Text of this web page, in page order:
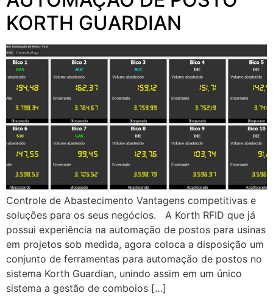
KORTH GUARDIAN
Controle de Abastecimento Vantagens competitivas e
soluções para os seus negócios. A Korth RFID que já
possui experiência na automação de postos para usinas
em projetos sob medida, agora coloca a disposição um
conjunto de ferramentas para automação de postos no
sistema Korth Guardian, unindo assim em um único
sistema a gestão de comboios […]